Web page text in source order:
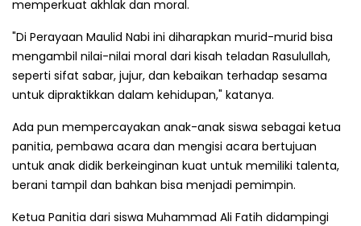
memperkuat akhlak dan moral.
"Di Perayaan Maulid Nabi ini diharapkan murid-murid bisa
mengambil nilai-nilai moral dari kisah teladan Rasulullah,
seperti sifat sabar, jujur, dan kebaikan terhadap sesama
untuk dipraktikkan dalam kehidupan," katanya.
Ada pun mempercayakan anak-anak siswa sebagai ketua
panitia, pembawa acara dan mengisi acara bertujuan
untuk anak didik berkeinginan kuat untuk memiliki talenta,
berani tampil dan bahkan bisa menjadi pemimpin.
Ketua Panitia dari siswa Muhammad Ali Fatih didampingi